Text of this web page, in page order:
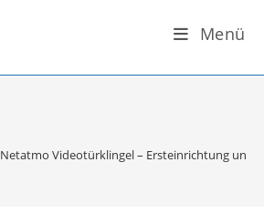
Menü
Netatmo Videotürklingel – Ersteinrichtung und